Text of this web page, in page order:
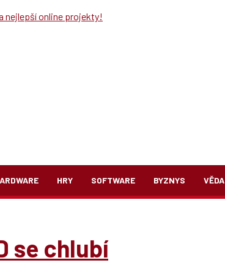
HRY SOFTWARE BYZNYS VĚDA
se chlubí
nejlepší online projekty!